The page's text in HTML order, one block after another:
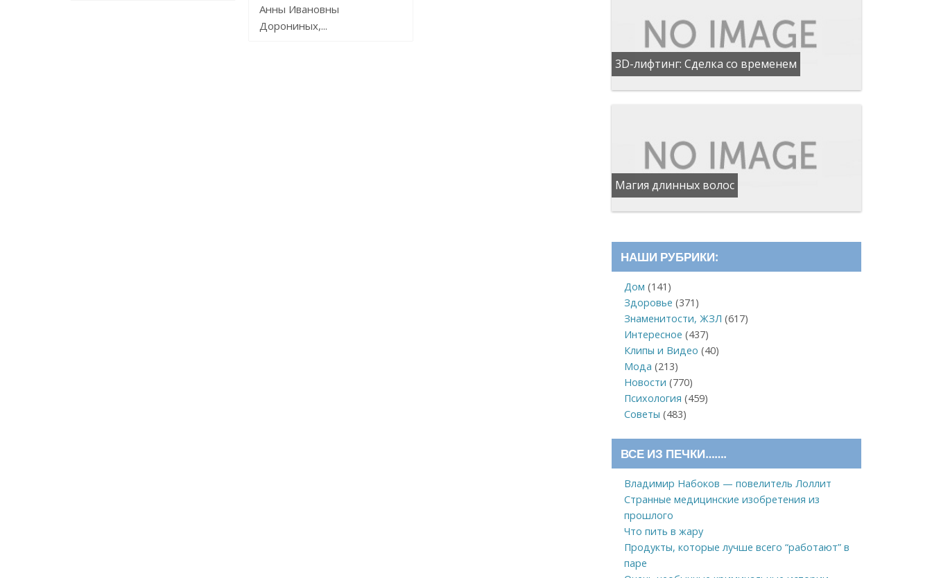
Анны Ивановны
Дорониных,...
3D-лифтинг: Сделка со временем
Магия длинных волос
НАШИ РУБРИКИ:
Дом (141)
Здоровье (371)
Знаменитости, ЖЗЛ (617)
Интересное (437)
Клипы и Видео (40)
Мода (213)
Новости (770)
Психология (459)
Советы (483)
ВСЕ ИЗ ПЕЧКИ…….
Владимир Набоков — повелитель Лоллит
Странные медицинские изобретения из
прошлого
Что пить в жару
Продукты, которые лучше всего “работают” в
паре